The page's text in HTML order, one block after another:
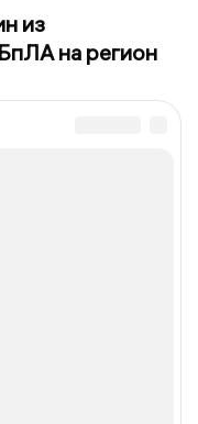
из
на регион